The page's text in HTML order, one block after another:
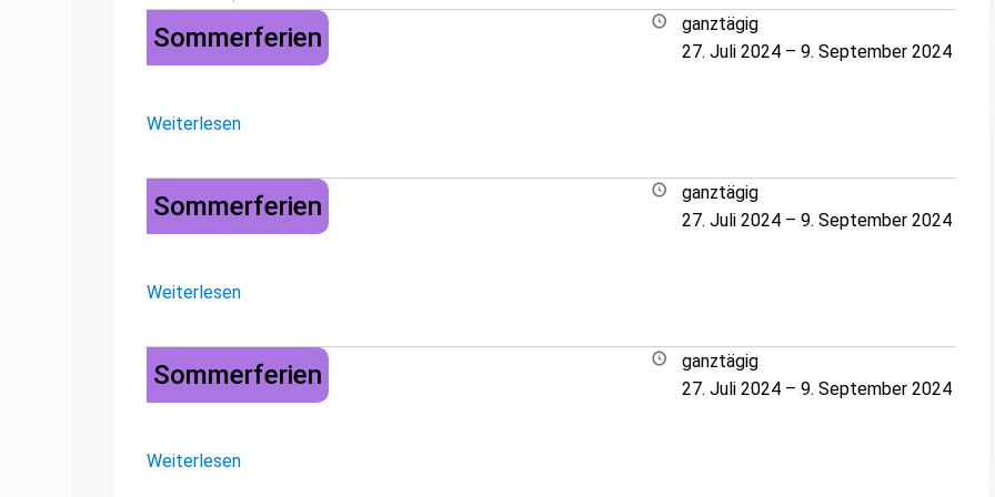
Sommerferien
ganztägig
27. Juli 2024 – 9. September 2024
Weiterlesen
Sommerferien
ganztägig
27. Juli 2024 – 9. September 2024
Weiterlesen
Sommerferien
ganztägig
27. Juli 2024 – 9. September 2024
Weiterlesen